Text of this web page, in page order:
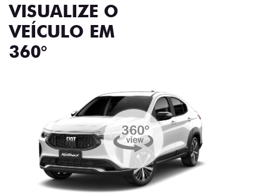
VISUALIZE O
VEÍCULO EM
360°